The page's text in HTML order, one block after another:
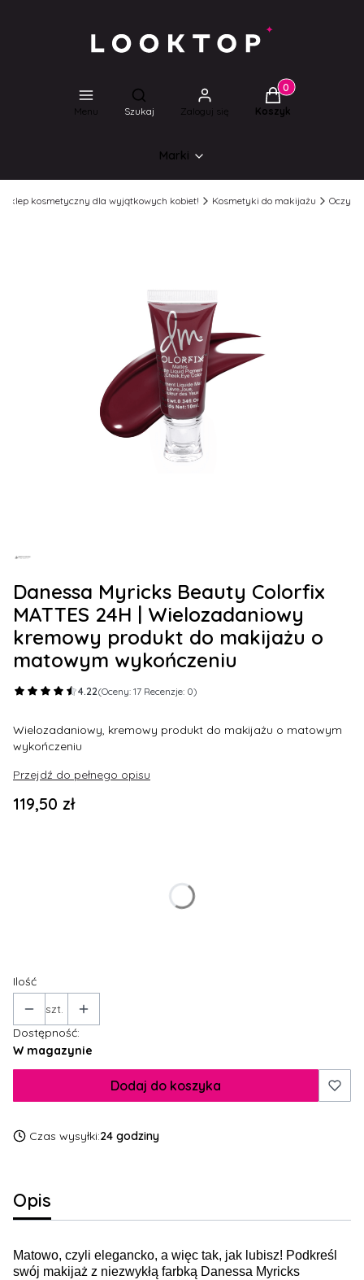
Menu
Otwórz wyszukiwarkę
Szukaj Zaloguj się
Produkty w
Koszyk
Marki
Sklep kosmetyczny dla wyjątkowych kobiet! Kosmetyki do makijażu Oczy
Danessa Myricks Beauty Colorfix
MATTES 24H | Wielozadaniowy
kremowy produkt do makijażu o
matowym wykończeniu
4.22(Oceny: 17 Recenzje: 0)
Wielozadaniowy, kremowy produkt do makijażu o matowym
wykończeniu
Przejdź do pełnego opisu
Cena
119,50 zł
Ilość
szt.
Dostępność:
W magazynie
Dodaj do koszyka
Czas wysyłki:24 godziny
Opis
Matowo, czyli elegancko, a więc tak, jak lubisz! Podkreśl
swój makijaż z niezwykłą farbką Danessa Myricks